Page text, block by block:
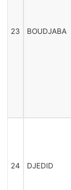
23 BOUDJABA
24 DJEDID